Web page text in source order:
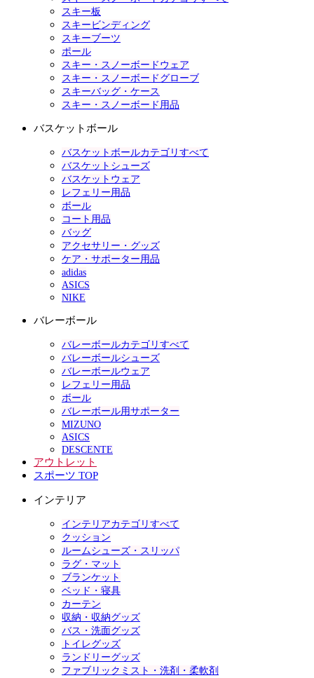
スキー板
スキービンディング
スキーブーツ
ポール
スキー・スノーボードウェア
スキー・スノーボードグローブ
スキーバッグ・ケース
スキー・スノーボード用品
バスケットボール
バスケットボールカテゴリすべて
バスケットシューズ
バスケットウェア
レフェリー用品
ボール
コート用品
バッグ
アクセサリー・グッズ
ケア・サポーター用品
adidas
ASICS
NIKE
バレーボール
バレーボールカテゴリすべて
バレーボールシューズ
バレーボールウェア
レフェリー用品
ボール
バレーボール用サポーター
MIZUNO
ASICS
DESCENTE
アウトレット
スポーツ TOP
インテリア
インテリアカテゴリすべて
クッション
ルームシューズ・スリッパ
ラグ・マット
ブランケット
ベッド・寝具
カーテン
収納・収納グッズ
バス・洗面グッズ
トイレグッズ
ランドリーグッズ
ファブリックミスト・洗剤・柔軟剤